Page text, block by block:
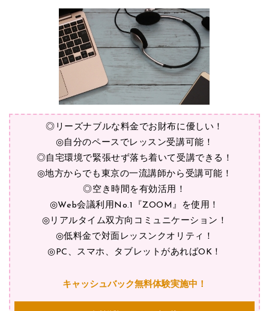
◎リーズナブルな料金でお財布に優しい！
◎自分のペースでレッスン受講可能！
◎自宅環境で緊張せず落ち着いて受講できる！
◎地方からでも東京の一流講師から受講可能！
◎空き時間を有効活用！
◎Web会議利用No.1『ZOOM』を使用！
◎リアルタイム双方向コミュニケーション！
◎低料金で対面レッスンクオリティ！
◎PC、スマホ、タブレットがあればOK！
キャッシュバック無料体験実施中！